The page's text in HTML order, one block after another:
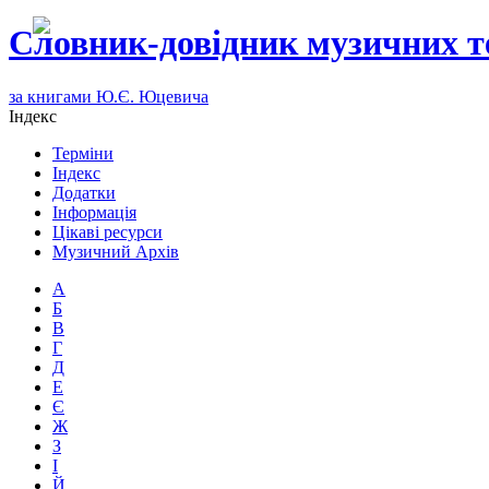
Словник-довідник музичних
за книгами Ю.Є. Юцевича
Індекс
Терміни
Індекс
Додатки
Інформація
Цікаві ресурси
Музичний Архів
А
Б
В
Г
Д
Е
Є
Ж
З
І
Й